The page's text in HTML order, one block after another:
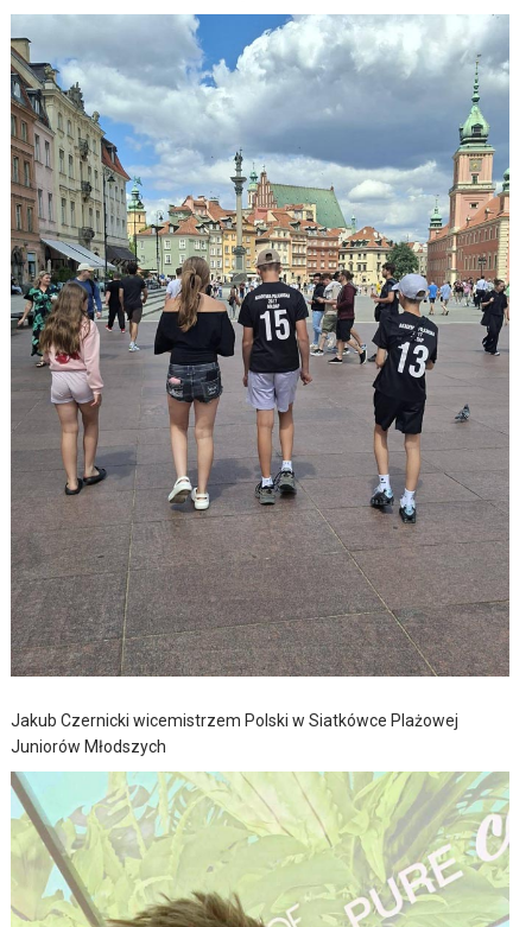
Jakub Czernicki wicemistrzem Polski w Siatkówce Plażowej
Juniorów Młodszych